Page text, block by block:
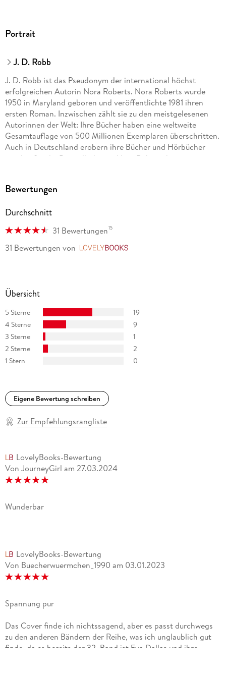
Portrait
J. D. Robb
J. D. Robb ist das Pseudonym der international höchst
erfolgreichen Autorin Nora Roberts. Nora Roberts wurde
1950 in Maryland geboren und veröffentlichte 1981 ihren
ersten Roman. Inzwischen zählt sie zu den meistgelesenen
Autorinnen der Welt: Ihre Bücher haben eine weltweite
Gesamtauflage von 500 Millionen Exemplaren überschritten.
Auch in Deutschland erobern ihre Bücher und Hörbücher
regelmäßig die Bestsellerlisten. Nora Roberts hat zwei
Bewertungen
Durchschnitt
31 Bewertungen15
31 Bewertungen von
Übersicht
5 Sterne
19
4 Sterne
9
3 Sterne
1
2 Sterne
2
1 Stern
0
Eigene Bewertung schreiben
Zur Empfehlungsrangliste
LovelyBooks-Bewertung
Von JourneyGirl am 27.03.2024
Wunderbar
LovelyBooks-Bewertung
Von Buecherwuermchen_1990 am 03.01.2023
Spannung pur
Das Cover finde ich nichtssagend, aber es passt durchwegs
zu den anderen Bändern der Reihe, was ich unglaublich gut
finde, da es bereits der 32. Band ist.Eva Dallas und ihre